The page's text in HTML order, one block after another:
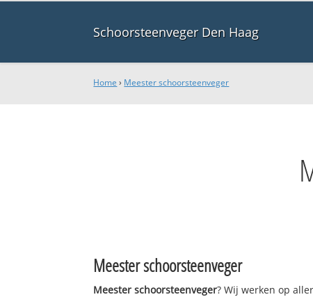
Schoorsteenveger Den Haag
Home › Meester schoorsteenveger
Meester schoorsteenveger
Meester schoorsteenveger? Wij werken op